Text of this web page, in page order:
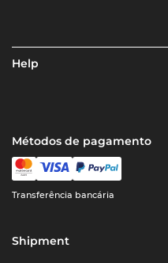
Help
Métodos de pagamento
Transferência bancária
Shipment